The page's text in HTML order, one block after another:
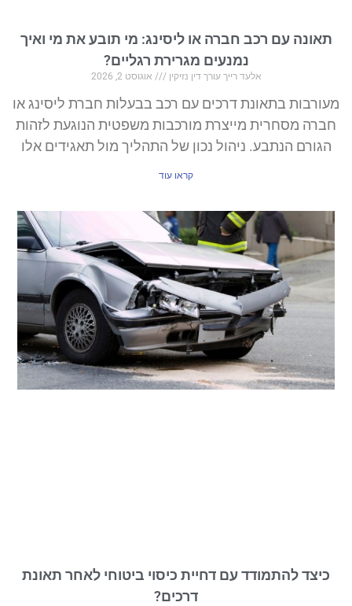
תאונה עם רכב חברה או ליסינג: מי תובע את מי ואיך
נמנעים מגרירת רגליים?
אלעד רייך עורך דין נזיקין אוגוסט 2, 2026
מעורבות בתאונת דרכים עם רכב בבעלות חברת ליסינג או
חברה מסחרית מייצרת מורכבות משפטית הנוגעת לזהות
הגורם הנתבע. ניהול נכון של התהליך מול תאגידים אלו
קראו עוד
כיצד להתמודד עם דחיית כיסוי ביטוחי לאחר תאונת
דרכים?